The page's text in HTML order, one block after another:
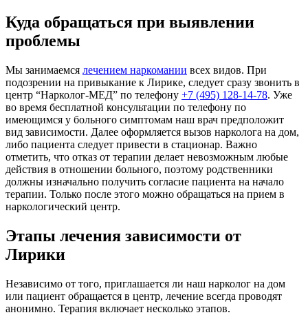
Куда обращаться при выявлении
проблемы
Мы занимаемся лечением наркомании всех видов. При
подозрении на привыкание к Лирике, следует сразу звонить в
центр “Нарколог-МЕД” по телефону +7 (495) 128-14-78. Уже
во время бесплатной консультации по телефону по
имеющимся у больного симптомам наш врач предположит
вид зависимости. Далее оформляется вызов нарколога на дом,
либо пациента следует привести в стационар. Важно
отметить, что отказ от терапии делает невозможным любые
действия в отношении больного, поэтому родственники
должны изначально получить согласие пациента на начало
терапии. Только после этого можно обращаться на прием в
наркологический центр.
Этапы лечения зависимости от
Лирики
Независимо от того, приглашается ли наш нарколог на дом
или пациент обращается в центр, лечение всегда проводят
анонимно. Терапия включает несколько этапов.